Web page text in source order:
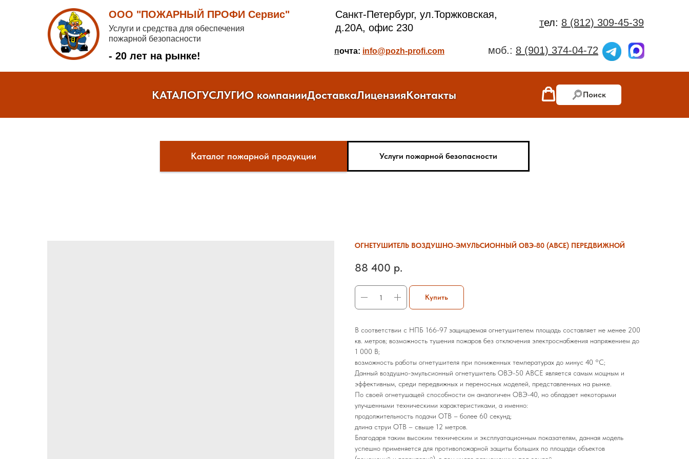
Услуги и средства для обеспечения
пожарной безопасности
- 20 лет на рынке!
Санкт-Петербург, ул.Торжковская,
д.20А, офис 230
ООО "ПОЖАРНЫЙ ПРОФИ Сервис"
почта: info@pozh-profi.com
тел: 8 (812) 309-45-39
моб.: 8 (901) 374-04-72
КАТАЛОГУСЛУГИО компанииДоставкаЛицензияКонтакты Поиск
Каталог пожарной продукции Услуги пожарной безопасности
ОГНЕТУШИТЕЛЬ ВОЗДУШНО-ЭМУЛЬСИОННЫЙ ОВЭ-80 (АВСЕ) ПЕРЕДВИЖНОЙ
88 400 р.
Купить
В соответствии с НПБ 166-97 защищаемая огнетушителем площадь составляет не менее 200
кв. метров; возможность тушения пожаров без отключения электроснабжения напряжением до
1 000 В;
возможность работы огнетушителя при пониженных температурах до минус 40 °С;
Данный воздушно-эмульсионный огнетушитель ОВЭ-50 АВСЕ является самым мощным и
эффективным, среди передвижных и переносных моделей, представленных на рынке.
По своей огнетушащей способности он аналогичен ОВЭ-40, но обладает некоторыми
улучшенными техническими характеристиками, а именно:
продолжительность подачи ОТВ – более 60 секунд;
длина струи ОТВ – свыше 12 метров.
Благодаря таким высоким техническим и эксплуатационным показателям, данная модель
успешно применяется для противопожарной защиты больших по площади объектов